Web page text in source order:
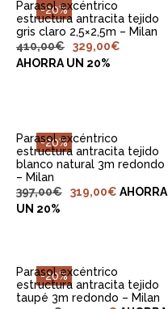
-20%
Parasol excéntrico
estructura antracita tejido
gris claro 2,5×2,5m – Milan
410,00€ 329,00€
AHORRA UN 20%
-20%
Parasol excéntrico
estructura antracita tejido
blanco natural 3m redondo
– Milan
397,00€ 319,00€ AHORRA
UN 20%
-20%
Parasol excéntrico
estructura antracita tejido
taupé 3m redondo – Milan